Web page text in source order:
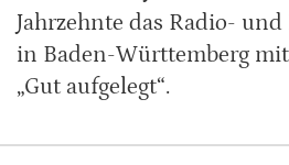
Jahrzehnte das Radio-
in Baden-Württemberg
„Gut aufgelegt“.